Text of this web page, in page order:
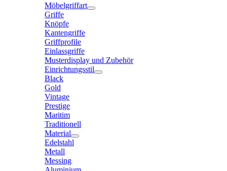
Möbelgriffart
Griffe
Knöpfe
Kantengriffe
Griffprofile
Einlassgriffe
Musterdisplay und Zubehör
Einrichtungsstil
Black
Gold
Vintage
Prestige
Maritim
Traditionell
Material
Edelstahl
Metall
Messing